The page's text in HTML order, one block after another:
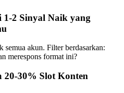
2 Sinyal Naik yang
semua akun. Filter berdasarkan:
merespons format ini?
30% Slot Konten